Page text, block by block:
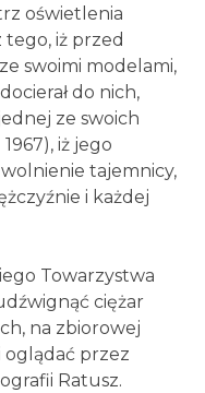
oświetlenia
tego, iż przed
swoimi modelami,
do nich,
ze swoich
iż jego
tajemnicy,
i każdej
Towarzystwa
ciężar
na zbiorowej
oglądać przez
Ratusz.